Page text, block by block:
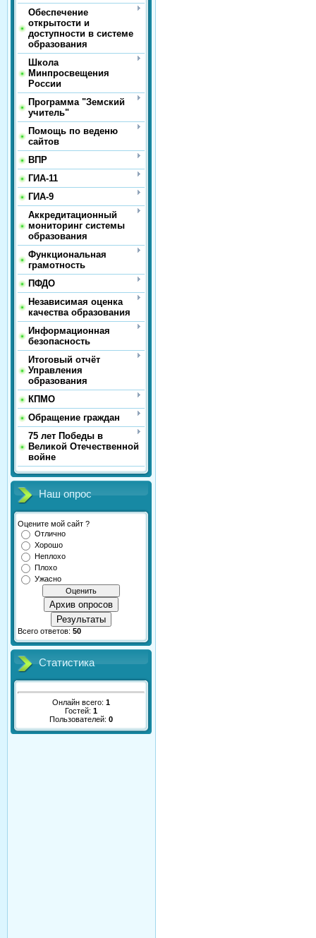
Обеспечение
открытости и
доступности в системе
образования
Школа
Минпросвещения
России
Программа "Земский
учитель"
Помощь по веденю
сайтов
ВПР
ГИА-11
ГИА-9
Аккредитационный
мониторинг системы
образования
Функциональная
грамотность
ПФДО
Независимая оценка
качества образования
Информационная
безопасность
Итоговый отчёт
Управления
образования
КПМО
Обращение граждан
75 лет Победы в
Великой Отечественной
войне
Наш опрос
Оцените мой сайт ?
Отлично
Хорошо
Неплохо
Плохо
Ужасно
Архив опросов
Результаты
Всего ответов: 50
Статистика
Онлайн всего: 1
Гостей: 1
Пользователей: 0